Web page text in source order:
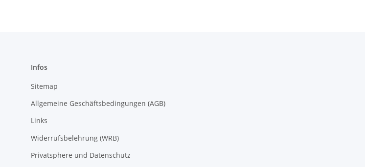
Infos
Sitemap
Allgemeine Geschäftsbedingungen (AGB)
Links
Widerrufsbelehrung (WRB)
Privatsphere und Datenschutz